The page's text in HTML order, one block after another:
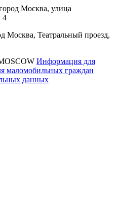
Москва, улица
4
Москва, Театральный проезд,
Информация для
маломобильных граждан
данных